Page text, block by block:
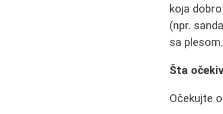
koja
(npr.
sa plesom.
Šta
Očekujte